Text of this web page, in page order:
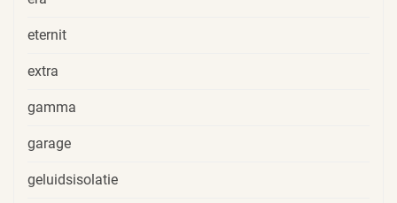
eternit
extra
gamma
garage
geluidsisolatie